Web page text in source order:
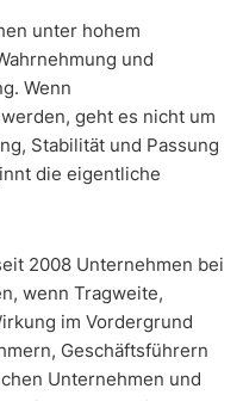
unter hohem
und
Wenn
geht es nicht um
Stabilität und Passung
die eigentliche
2008 Unternehmen bei
wenn Tragweite,
im Vordergrund
Geschäftsführern
Unternehmen und